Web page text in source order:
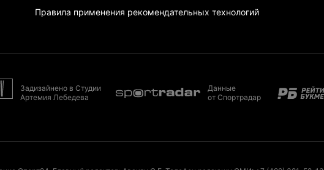
Правила применения рекомендательных технологий
Задизайнено в Студии
Артемия Лебедева
Данные
от Спортрадар